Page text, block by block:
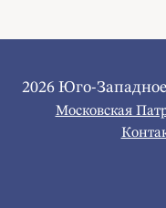
2026 Юго-
Московская